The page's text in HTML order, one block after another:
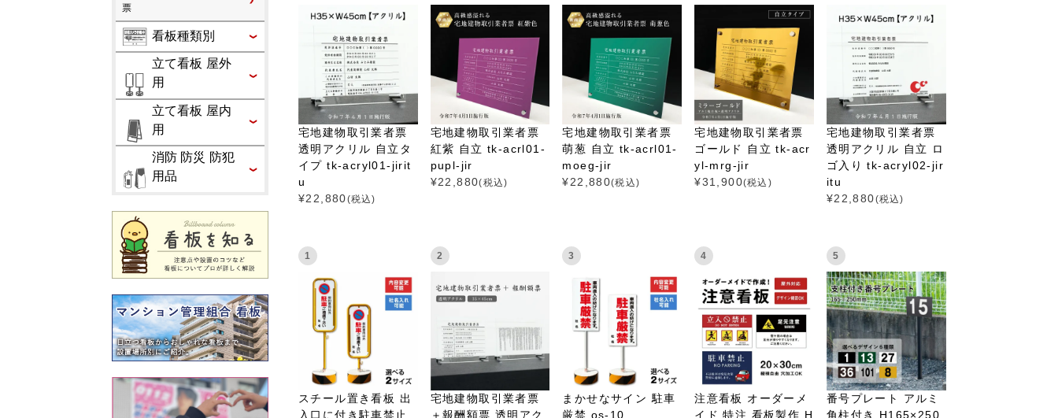
票
看板種類別
立て看板 屋外
用
立て看板 屋内
用
消防 防災 防犯
用品
宅地建物取引業者票
透明アクリル 自立タ
イプ tk-acryl01-jirit
u
¥22,880(税込)
宅地建物取引業者票
紅紫 自立 tk-acrl01-
pupl-jir
¥22,880(税込)
宅地建物取引業者票
萌葱 自立 tk-acrl01-
moeg-jir
¥22,880(税込)
宅地建物取引業者票
ゴールド 自立 tk-acr
yl-mrg-jir
¥31,900(税込)
宅地建物取引業者票
透明アクリル 自立 ロ
ゴ入り tk-acryl02-jir
itu
¥22,880(税込)
1
スチール置き看板 出
入口に付き駐車禁止
2
宅地建物取引業者票
＋報酬額票 透明アク
3
まかせなサイン 駐車
厳禁 os-10
4
注意看板 オーダーメ
イド 特注 看板製作 H
5
番号プレート アルミ
角柱付き H165×250